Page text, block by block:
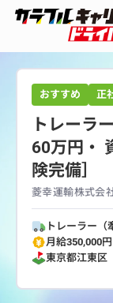
おすすめ 正
トレーラ
60万円・
険完備］
菱幸運輸株式会
トレーラー（
月給350,000
東京都江東区